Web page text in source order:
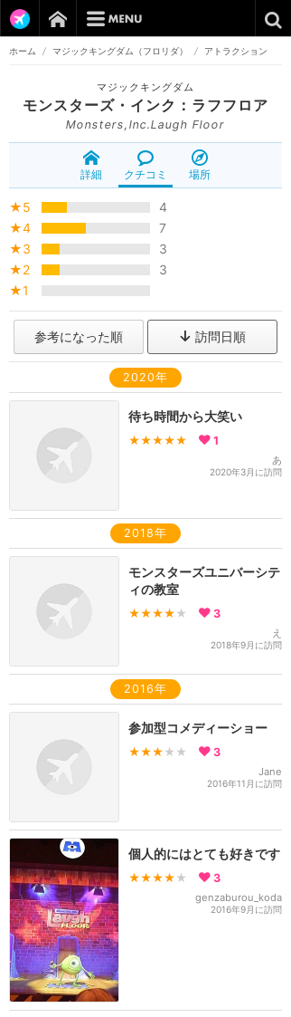
ホーム / マジックキングダム（フロリダ） / アトラクション
マジックキングダム
モンスターズ・インク：ラフフロア
Monsters,Inc.Laugh Floor
詳細 クチコミ 場所
★5
4
★4
7
★3
3
★2
3
★1
参考になった順 訪問日順
2020年
待ち時間から大笑い
★★★★★ 1
あ
2020年3月に訪問
2018年
モンスターズユニバーシテ
ィの教室
★★★★ ★ 3
え
2018年9月に訪問
2016年
参加型コメディーショー
★★★ ★★ 3
Jane
2016年11月に訪問
個人的にはとても好きです
★★★★ ★ 3
genzaburou_koda
2016年9月に訪問